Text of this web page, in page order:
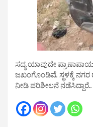
ಸದ್ಯ ಯಾವುದೇ
ಜಖಂಗೊಂಡಿವೆ. ಸ್ಥಳಕ್ಕೆ
ನೀಡಿ ಪರಿಶೀಲನೆ ನಡೆಸಿದ್ದಾರೆ..